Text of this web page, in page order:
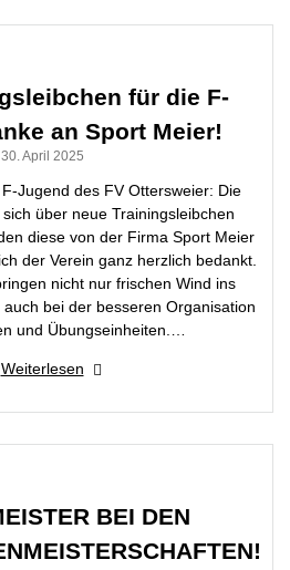
für die F-
an Sport Meier!
30. April 2025
Jugend des FV Ottersweier: Die
über neue Trainingsleibchen
diese von der Firma Sport Meier
der Verein ganz herzlich bedankt.
nicht nur frischen Wind ins
bei der besseren Organisation
und Übungseinheiten.…
Weiterlesen
BEI DEN